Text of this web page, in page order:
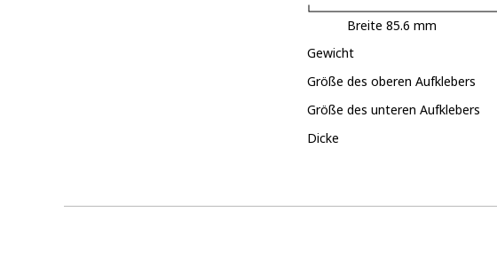
Breite 85.6 mm
Gewicht
Größe des oberen Aufklebers
Größe des unteren Aufklebers
Dicke